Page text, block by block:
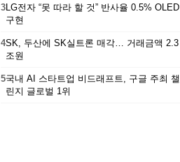
3LG전자 “못 따라 할 것” 반사율 0.5% OLED
구현
4SK, 두산에 SK실트론 매각… 거래금액 2.3
조원
5국내 AI 스타트업 비드래프트, 구글 주최 챌
린지 글로벌 1위